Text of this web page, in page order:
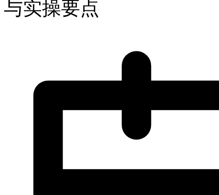
与实操要点